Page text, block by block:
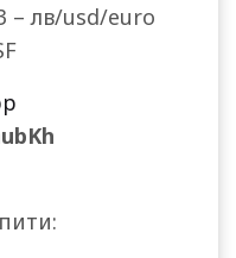
– лв/usd/euro